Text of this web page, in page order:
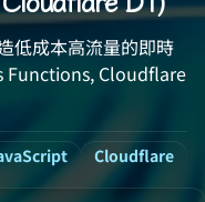
低成本高流量的即時
Functions, Cloudflare
Cloudflare